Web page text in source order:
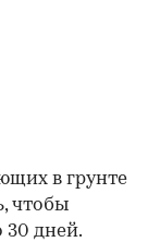
в грунте
чтобы
30 дней.